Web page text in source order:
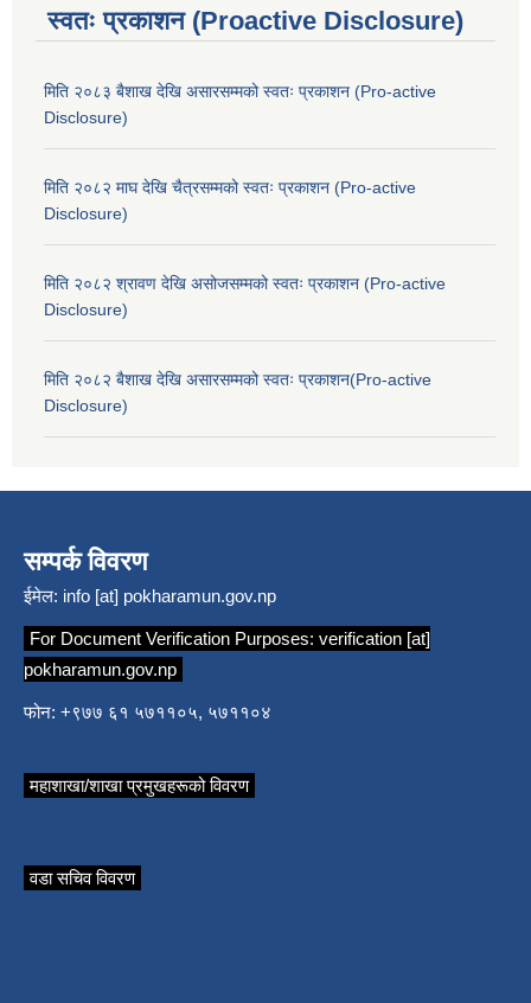
स्वतः प्रकाशन (Proactive Disclosure)
मिति २०८३ बैशाख देखि असारसम्मको स्वतः प्रकाशन (Pro-active
Disclosure)
मिति २०८२ माघ देखि चैत्रसम्मको स्वतः प्रकाशन (Pro-active
Disclosure)
मिति २०८२ श्रावण देखि असोजसम्मको स्वतः प्रकाशन (Pro-active
Disclosure)
मिति २०८२ बैशाख देखि असारसम्मको स्वतः प्रकाशन(Pro-active
Disclosure)
सम्पर्क विवरण
ईमेल: info [at] pokharamun.gov.np
For Document Verification Purposes: verification [at]
pokharamun.gov.np
फोन: +९७७ ६१ ५७११०५, ५७११०४
महाशाखा/शाखा प्रमुखहरूको विवरण
वडा सचिव विवरण